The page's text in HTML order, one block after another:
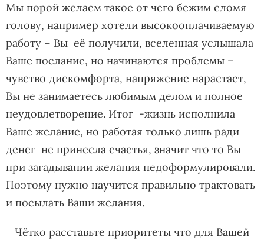
Мы порой желаем такое от чего бежим сломя
голову, например хотели высокооплачиваемую
работу – Вы её получили, вселенная услышала
Ваше послание, но начинаются проблемы –
чувство дискомфорта, напряжение нарастает,
Вы не занимаетесь любимым делом и полное
неудовлетворение. Итог -жизнь исполнила
Ваше желание, но работая только лишь ради
денег не принесла счастья, значит что то Вы
при загадывании желания недоформулировали.
Поэтому нужно научится правильно трактовать
и посылать Ваши желания.
Чётко расставьте приоритеты что для Вашей